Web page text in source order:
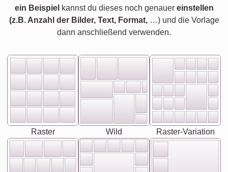
ein Beispiel kannst du dieses noch genauer einstellen
(z.B. Anzahl der Bilder, Text, Format,…) und die Vorlage
dann anschließend verwenden.
Raster Wild Raster-Variation